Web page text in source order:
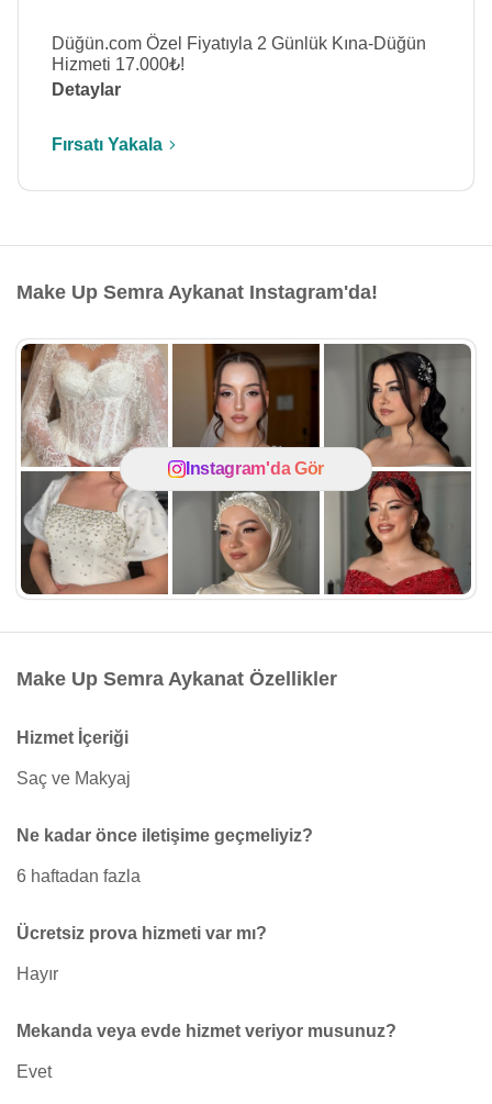
Düğün.com Özel Fiyatıyla 2 Günlük Kına-Düğün
Hizmeti 17.000₺!
Detaylar
Fırsatı Yakala
Make Up Semra Aykanat Instagram'da!
Instagram'da Gör
Make Up Semra Aykanat Özellikler
Hizmet İçeriği
Saç ve Makyaj
Ne kadar önce iletişime geçmeliyiz?
6 haftadan fazla
Ücretsiz prova hizmeti var mı?
Hayır
Mekanda veya evde hizmet veriyor musunuz?
Evet